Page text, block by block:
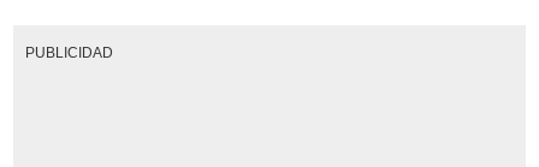
PUBLICIDAD